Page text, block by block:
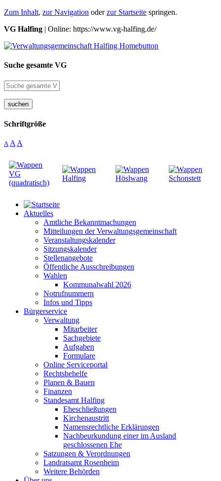
Zum Inhalt, zur Navigation oderzur Startseite springen.
VG Halfing | Online: https://www.vg-halfing.de/
Suche gesamte VG
suchen
Schriftgröße
A A A
Aktuelles
Amtliche Bekanntmachungen
Mitteilungen der Verwaltungsgemeinschaft
Veranstaltungskalender
Sitzungskalender
Stellenangebote
Öffentliche Ausschreibungen
Wahlen
Kommunalwahl 2026
Notrufnummern
Infos und Tipps
Bürgerservice
Verwaltung
Mitarbeiter
Sachgebiete
Aufgaben
Formulare
Online Serviceportal
Rechtsbehelfe
Planen & Bauen
Finanzen
Standesamt Halfing
Eheschließungen
Kirchenaustritt
Namensrechtliche Erklärungen
Nachbeurkundung einer im Ausland
geschlossenen Ehe
Satzungen & Verordnungen
Landratsamt Rosenheim
Weitere Behörden